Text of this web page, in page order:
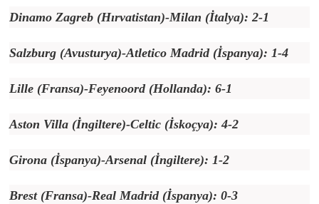
Dinamo Zagreb (Hırvatistan)-Milan (İtalya): 2-1
Salzburg (Avusturya)-Atletico Madrid (İspanya): 1-4
Lille (Fransa)-Feyenoord (Hollanda): 6-1
Aston Villa (İngiltere)-Celtic (İskoçya): 4-2
Girona (İspanya)-Arsenal (İngiltere): 1-2
Brest (Fransa)-Real Madrid (İspanya): 0-3